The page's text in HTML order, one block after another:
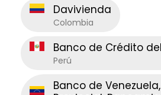
Davivienda
Colombia
Banco de Crédito
Perú
Banco de